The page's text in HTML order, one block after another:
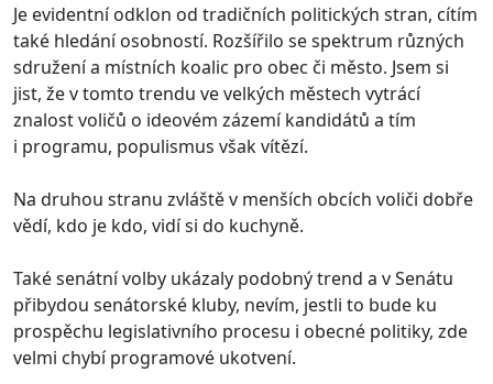
Je evidentní odklon od tradičních politických stran, cítím
také hledání osobností. Rozšířilo se spektrum různých
sdružení a místních koalic pro obec či město. Jsem si
jist, že v tomto trendu ve velkých městech vytrácí
znalost voličů o ideovém zázemí kandidátů a tím
i programu, populismus však vítězí.
Na druhou stranu zvláště v menších obcích voliči dobře
vědí, kdo je kdo, vidí si do kuchyně.
Také senátní volby ukázaly podobný trend a v Senátu
přibydou senátorské kluby, nevím, jestli to bude ku
prospěchu legislativního procesu i obecné politiky, zde
velmi chybí programové ukotvení.